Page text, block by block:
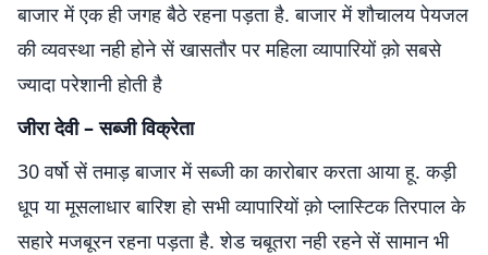
बाजार में एक ही जगह बैठे रहना पड़ता है. बाजार में शौचालय पेयजल
की व्यवस्था नही होने सें खासतौर पर महिला व्यापारियों क़ो सबसे
ज्यादा परेशानी होती है
जीरा देवी – सब्जी विक्रेता
30 वर्षो सें तमाड़ बाजार में सब्जी का कारोबार करता आया हू. कड़ी
धूप या मूसलाधार बारिश हो सभी व्यापारियों क़ो प्लास्टिक तिरपाल के
सहारे मजबूरन रहना पड़ता है. शेड चबूतरा नही रहने सें सामान भी